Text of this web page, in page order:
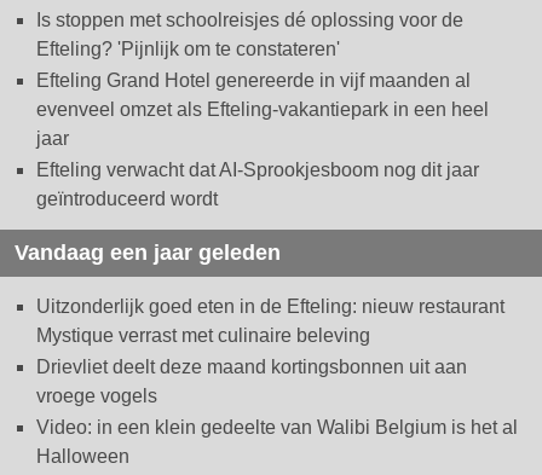
Is stoppen met schoolreisjes dé oplossing voor de
Efteling? 'Pijnlijk om te constateren'
Efteling Grand Hotel genereerde in vijf maanden al
evenveel omzet als Efteling-vakantiepark in een heel
jaar
Efteling verwacht dat AI-Sprookjesboom nog dit jaar
geïntroduceerd wordt
Vandaag een jaar geleden
Uitzonderlijk goed eten in de Efteling: nieuw restaurant
Mystique verrast met culinaire beleving
Drievliet deelt deze maand kortingsbonnen uit aan
vroege vogels
Video: in een klein gedeelte van Walibi Belgium is het al
Halloween